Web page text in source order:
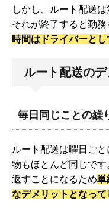
しかし、ルート配送
それが終了すると勤務
時間はドライバーとし
ルート配送のデ
毎日同じことの繰
ルート配送は曜日ご
物もほとんど同じで
返すことになるため単
なデメリットとなっ